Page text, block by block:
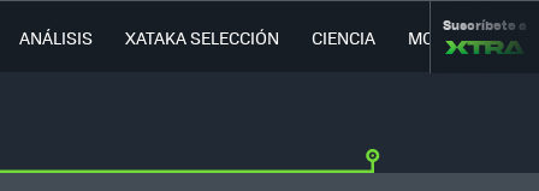
ANÁLISIS XATAKA SELECCIÓN CIENCIA MOVILIDAD
Suscríbete a